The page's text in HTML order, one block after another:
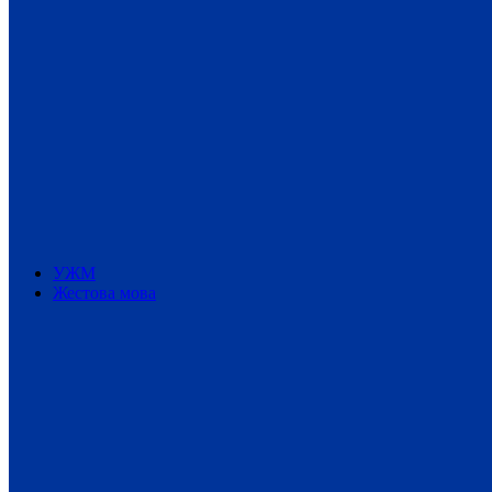
УЖМ
Жестова мова